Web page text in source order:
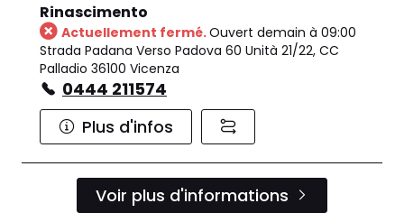
Rinascimento
Actuellement fermé.Ouvert demain à 09:00
Strada Padana Verso Padova 60 Unità 21/22, CC
Palladio 36100 Vicenza
0444 211574
Plus d'infos
Voir plus d'informations